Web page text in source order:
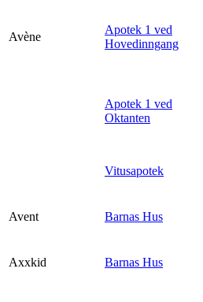
Avène
Apotek 1 ved
Hovedinngang
Apotek 1 ved
Oktanten
Vitusapotek
Avent Barnas Hus
Axxkid Barnas Hus